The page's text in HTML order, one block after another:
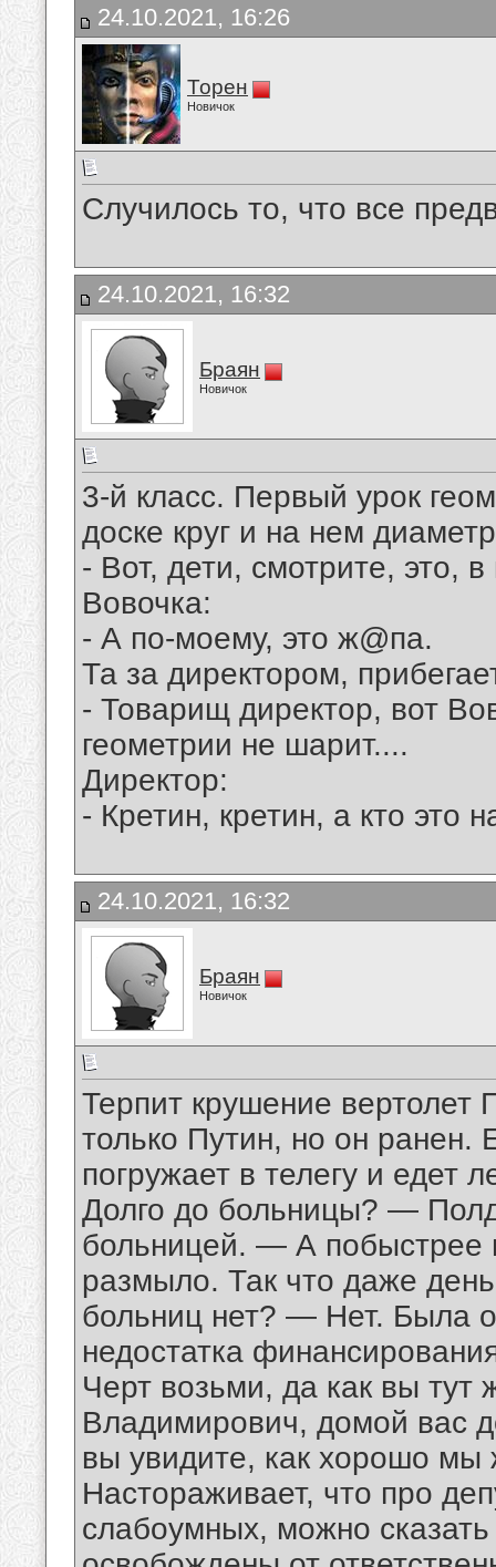
24.10.2021, 16:26
Торен
Новичок
Случилось то, что все
24.10.2021, 16:32
Браян
Новичок
3-й класс. Пеpвый уpок
доске кpуг и на нем
- Вот, дети, смотpите, это, в
Вовочка:
- А по-моему, это ж@па.
Та за диpектоpом,
- Товаpищ диpектоp, вот
геометpии не шаpит....
Диpектоp:
- Кpетин, кpетин, а кто это
24.10.2021, 16:32
Браян
Новичок
Терпит крушение вертолет
только Путин, но он ранен.
погружает в телегу и
Долго до больницы? —
больницей. — А побыстрее
размыло. Так что даже
больниц нет? — Нет. Была
недостатка
Черт возьми, да как вы
Владимирович, домой вас
вы увидите, как хорошо
Настораживает, что про
слабоумных, можно